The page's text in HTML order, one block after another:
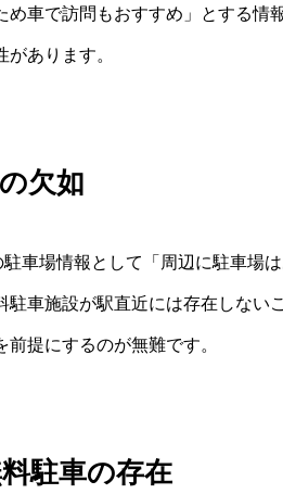
車で訪問もおすすめ」とする情
あります。
欠如
車場情報として「周辺に駐車場
車施設が駅直近には存在しない
提にするのが無難です。
駐車の存在